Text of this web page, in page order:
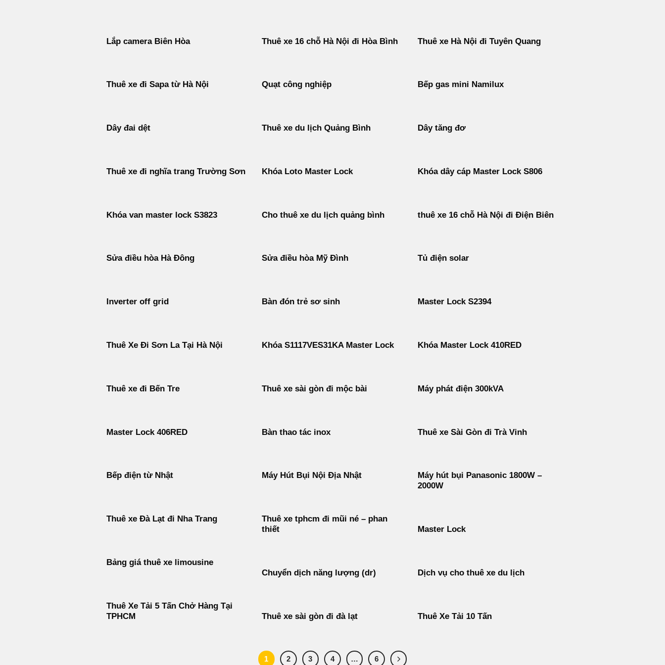
Lắp camera Biên Hòa Thuê xe 16 chỗ Hà Nội đi Hòa Bình Thuê xe Hà Nội đi Tuyên Quang
Thuê xe đi Sapa từ Hà Nội Quạt công nghiệp Bếp gas mini Namilux
Dây đai dệt Thuê xe du lịch Quảng Bình Dây tăng đơ
Thuê xe đi nghĩa trang Trường Sơn Khóa Loto Master Lock Khóa dây cáp Master Lock S806
Khóa van master lock S3823 Cho thuê xe du lịch quảng bình thuê xe 16 chỗ Hà Nội đi Điện Biên
Sửa điều hòa Hà Đông Sửa điều hòa Mỹ Đình Tủ điện solar
Inverter off grid Bàn đón trẻ sơ sinh Master Lock S2394
Thuê Xe Đi Sơn La Tại Hà Nội Khóa S1117VES31KA Master Lock Khóa Master Lock 410RED
Thuê xe đi Bến Tre Thuê xe sài gòn đi mộc bài Máy phát điện 300kVA
Master Lock 406RED Bàn thao tác inox Thuê xe Sài Gòn đi Trà Vinh
Bếp điện từ Nhật Máy Hút Bụi Nội Địa Nhật
Máy hút bụi Panasonic 1800W –
2000W
Thuê xe Đà Lạt đi Nha Trang
Thuê xe tphcm đi mũi né – phan
thiết
Master Lock
Bảng giá thuê xe limousine
Chuyển dịch năng lượng (dr)
Dịch vụ cho thuê xe du lịch
Thuê Xe Tải 5 Tấn Chở Hàng Tại
TPHCM
Thuê xe sài gòn đi đà lạt Thuê Xe Tải 10 Tấn
1 2 3 4 … 6